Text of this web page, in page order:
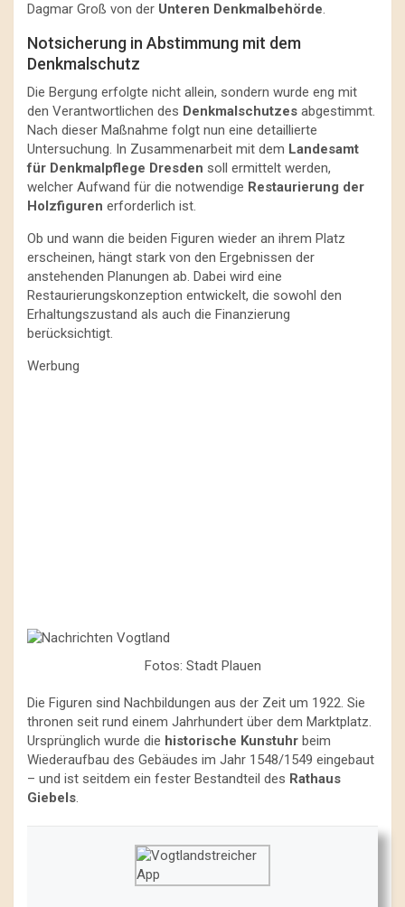
Dagmar Groß von der Unteren Denkmalbehörde.
Notsicherung in Abstimmung mit dem
Denkmalschutz
Die Bergung erfolgte nicht allein, sondern wurde eng mit
den Verantwortlichen des Denkmalschutzes abgestimmt.
Nach dieser Maßnahme folgt nun eine detaillierte
Untersuchung. In Zusammenarbeit mit dem Landesamt
für Denkmalpflege Dresden soll ermittelt werden,
welcher Aufwand für die notwendige Restaurierung der
Holzfiguren erforderlich ist.
Ob und wann die beiden Figuren wieder an ihrem Platz
erscheinen, hängt stark von den Ergebnissen der
anstehenden Planungen ab. Dabei wird eine
Restaurierungskonzeption entwickelt, die sowohl den
Erhaltungszustand als auch die Finanzierung
berücksichtigt.
Werbung
Fotos: Stadt Plauen
Die Figuren sind Nachbildungen aus der Zeit um 1922. Sie
thronen seit rund einem Jahrhundert über dem Marktplatz.
Ursprünglich wurde die historische Kunstuhr beim
Wiederaufbau des Gebäudes im Jahr 1548/1549 eingebaut
– und ist seitdem ein fester Bestandteil des Rathaus
Giebels.